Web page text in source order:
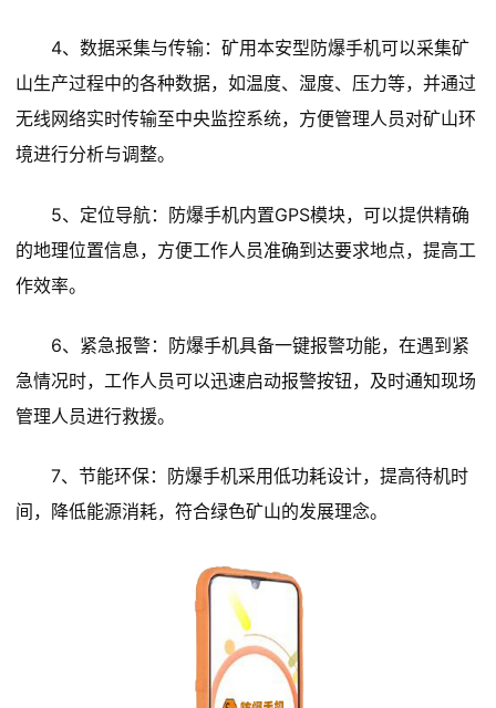
4、数据采集与传输：矿用本安型防爆手机可以采集矿
山生产过程中的各种数据，如温度、湿度、压力等，并通过
无线网络实时传输至中央监控系统，方便管理人员对矿山环
境进行分析与调整。
5、定位导航：防爆手机内置GPS模块，可以提供精确
的地理位置信息，方便工作人员准确到达要求地点，提高工
作效率。
6、紧急报警：防爆手机具备一键报警功能，在遇到紧
急情况时，工作人员可以迅速启动报警按钮，及时通知现场
管理人员进行救援。
7、节能环保：防爆手机采用低功耗设计，提高待机时
间，降低能源消耗，符合绿色矿山的发展理念。